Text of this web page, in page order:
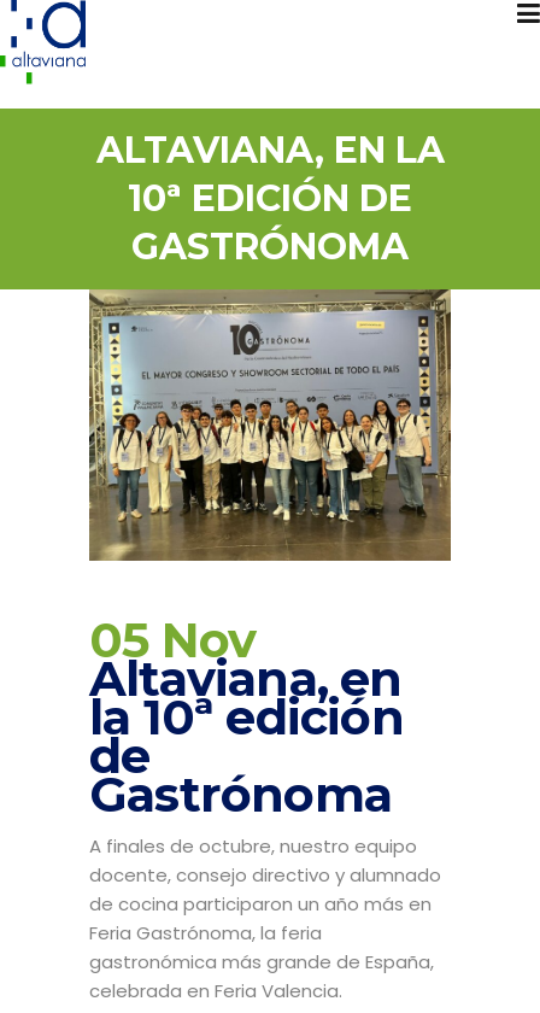
ALTAVIANA, EN LA
10ª EDICIÓN DE
GASTRÓNOMA
05 Nov
Altaviana, en
la 10ª edición
de
Gastrónoma
A finales de octubre, nuestro equipo
docente, consejo directivo y alumnado
de cocina participaron un año más en
Feria Gastrónoma, la feria
gastronómica más grande de España,
celebrada en Feria Valencia.